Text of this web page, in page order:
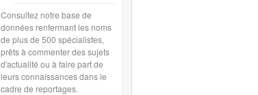
Consultez notre base de
données renfermant les noms
de plus de 500 spécialistes,
prêts à commenter des sujets
d'actualité ou à faire part de
leurs connaissances dans le
cadre de reportages.